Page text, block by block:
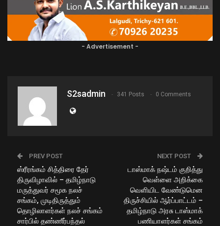
- Advertisement -
S2sadmin 341 Posts 0 Comments
PREV POST
ஸ்ரீரங்கம் சித்திரை தேர்
திருவிழாவில் – தமிழ்நாடு
மருத்துவர் சமூக நலச்
சங்கம், முடிதிருத்தும்
தொழிலாளர்கள் நலச் சங்கம்
சார்பில் தண்ணீர்பந்தல்
NEXT POST
டாஸ்மாக் நஷ்டம் குறித்து
வெள்ளை அறிக்கை
வெளியிட வேண்டுமென
திருச்சியில் ஆர்ப்பாட்டம் –
தமிழ்நாடு அரசு டாஸ்மாக்
பணியாளர்கள் சங்கம்